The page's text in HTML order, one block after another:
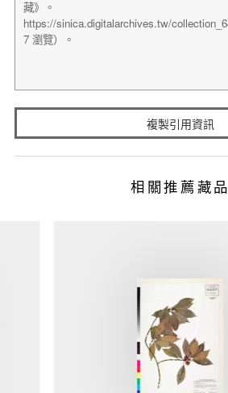
複製引用資訊
相關推薦藏品